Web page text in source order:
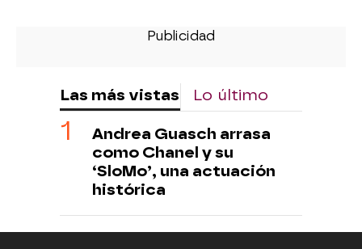
Las más vistas Lo último
Andrea Guasch arrasa
como Chanel y su
‘SloMo’, una actuación
histórica